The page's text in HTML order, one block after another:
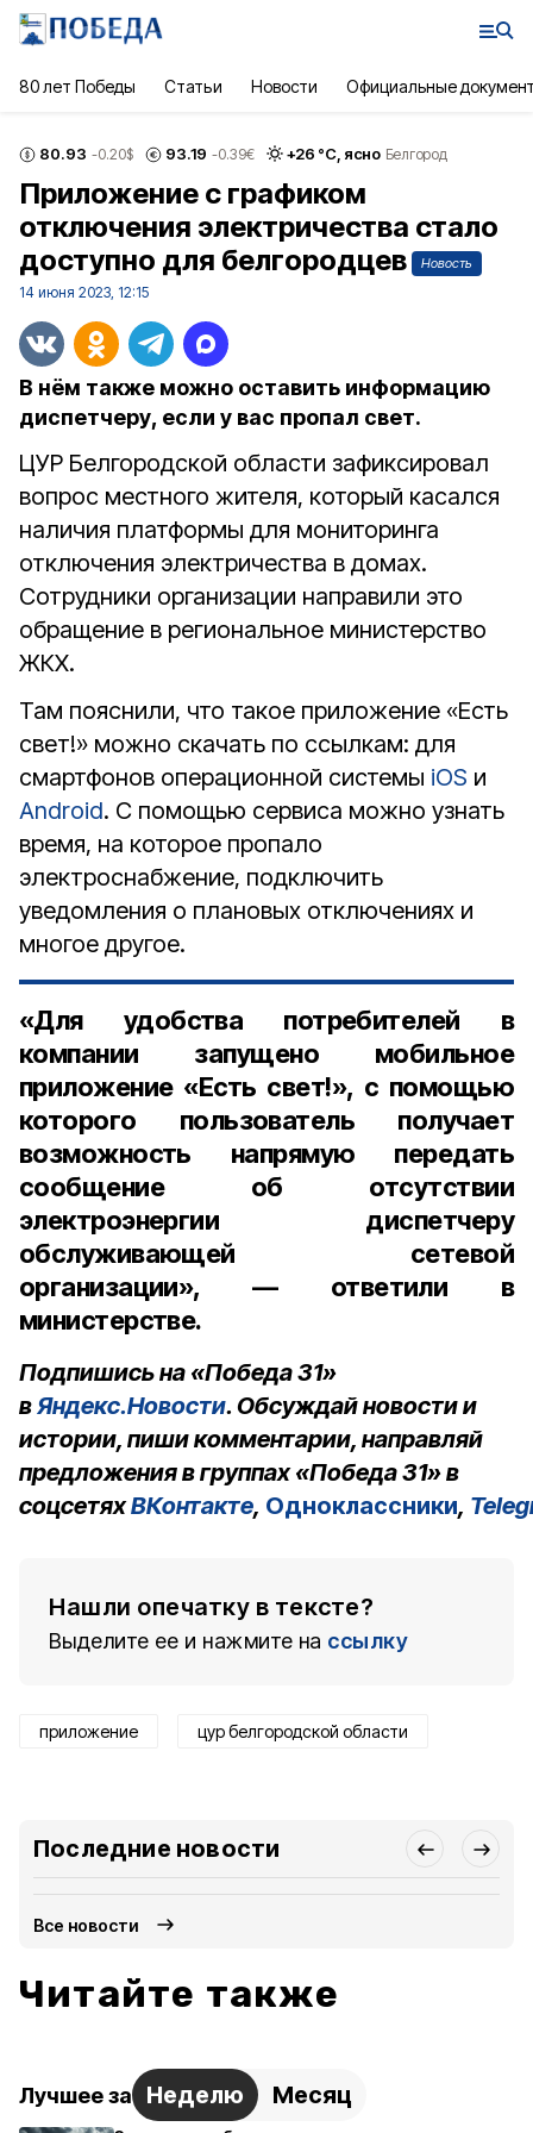
80 лет Победы Статьи Новости Официальные
80.93 -0.20$ 93.19 -0.39€ +26 °С, ясно Белгород
Приложение с графиком
отключения электричества стало
доступно для белгородцев
Новость
14 июня 2023, 12:15
В нём также можно оставить информацию
диспетчеру, если у вас пропал свет.
ЦУР Белгородской области зафиксировал
вопрос местного жителя, который касался
наличия платформы для мониторинга
отключения электричества в домах.
Сотрудники организации направили это
обращение в региональное министерство
ЖКХ.
Там пояснили, что такое приложение «Есть
свет!» можно скачать по ссылкам: для
смартфонов операционной системы iOS и
Android. С помощью сервиса можно узнать
время, на которое пропало
электроснабжение, подключить
уведомления о плановых отключениях и
многое другое.
«Для удобства потребителей в
компании запущено мобильное
приложение «Есть свет!», с помощью
которого пользователь получает
возможность напрямую передать
сообщение об отсутствии
электроэнергии диспетчеру
обслуживающей сетевой
организации», — ответили в
министерстве.
Подпишись на «Победа 31»
вЯндекс.Новости. Обсуждай новости и
истории, пиши комментарии, направляй
предложения в группах «Победа 31» в
соцсетяхВКонтакте, Одноклассники,
Нашли опечатку в тексте?
Выделите ее и нажмите на ссылку
приложение цур белгородской области
Последние новости
Все новости
Читайте также
Лучшее за Неделю Месяц